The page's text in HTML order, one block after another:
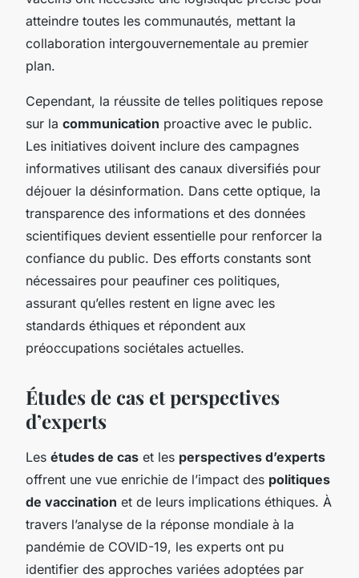
atteindre toutes les communautés, mettant la
collaboration intergouvernementale au premier
plan.
Cependant, la réussite de telles politiques repose
sur la communication proactive avec le public.
Les initiatives doivent inclure des campagnes
informatives utilisant des canaux diversifiés pour
déjouer la désinformation. Dans cette optique, la
transparence des informations et des données
scientifiques devient essentielle pour renforcer la
confiance du public. Des efforts constants sont
nécessaires pour peaufiner ces politiques,
assurant qu’elles restent en ligne avec les
standards éthiques et répondent aux
préoccupations sociétales actuelles.
Études de cas et perspectives
d’experts
Les études de cas et les perspectives d’experts
offrent une vue enrichie de l’impact des politiques
de vaccination et de leurs implications éthiques. À
travers l’analyse de la réponse mondiale à la
pandémie de COVID-19, les experts ont pu
identifier des approches variées adoptées par